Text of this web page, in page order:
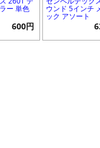
ー 単色
600円
ウンド 5インチ
ック アソート